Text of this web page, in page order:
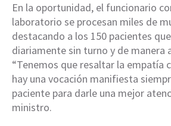
En la oportunidad, el funcionario
laboratorio se procesan miles de
destacando a los 150 pacientes
diariamente sin turno y de manera
“Tenemos que resaltar la empatía
hay una vocación manifiesta
paciente para darle una mejor
ministro.